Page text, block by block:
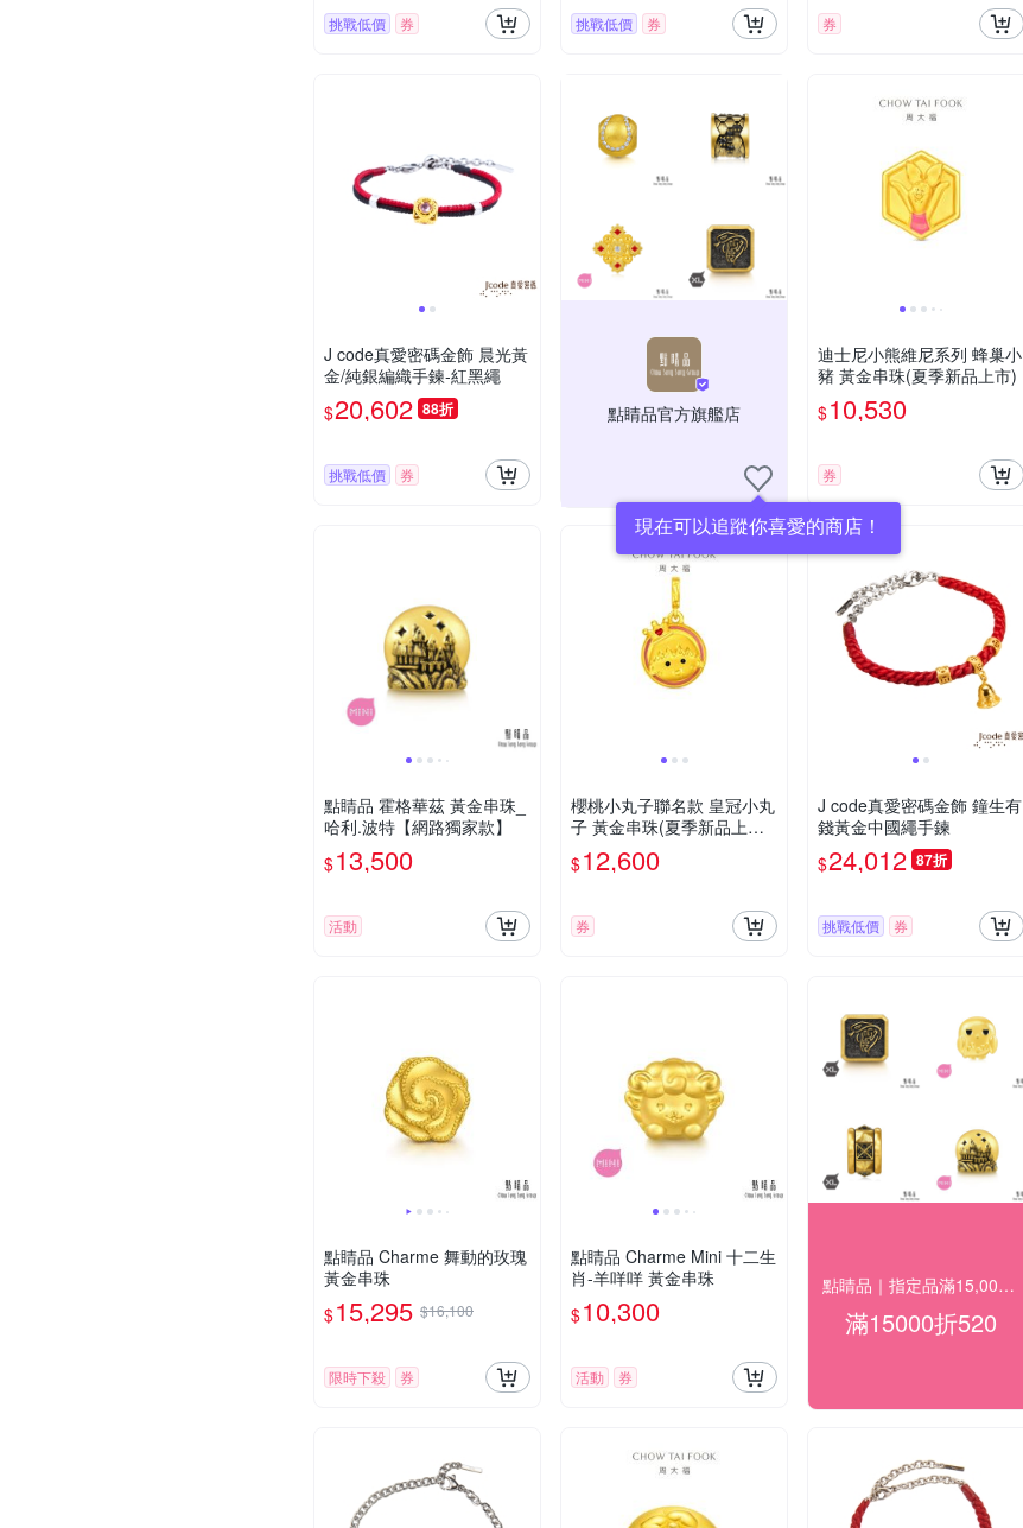
挑戰低價 券 挑戰低價 券 券
J code真愛密碼金飾 晨光黃
金/純銀編織手鍊-紅黑繩
$20,602 88折
挑戰低價 券
點睛品官方旗艦店
現在可以追蹤你喜愛的商店！
迪士尼小熊維尼系列 蜂巢小
豬 黃金串珠(夏季新品上市)
$10,530
券
點睛品 霍格華茲 黃金串珠_
哈利.波特【網路獨家款】
$13,500
活動
櫻桃小丸子聯名款 皇冠小丸
子 黃金串珠(夏季新品上市/
網路限定款)
$12,600
券
J code真愛密碼金飾 鐘生有
錢黃金中國繩手鍊
$24,012 87折
挑戰低價 券
點睛品 Charme 舞動的玫瑰
黃金串珠
$15,295 $16,100
限時下殺 券
點睛品 Charme Mini 十二生
肖-羊咩咩 黃金串珠
$10,300
活動 券
點睛品｜指定品滿15,000折520
滿15000折520